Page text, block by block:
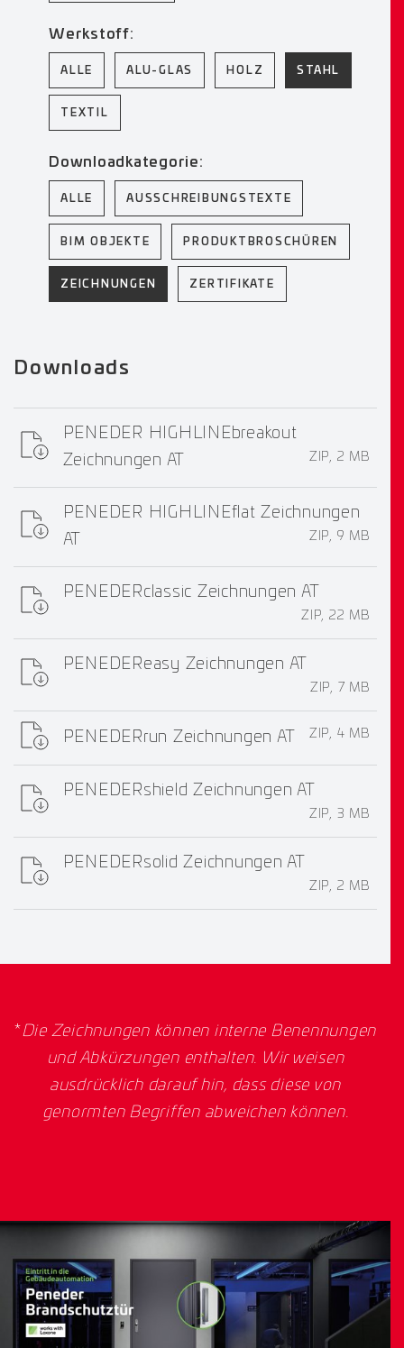
Werkstoff:
ALLE ALU-GLAS HOLZ STAHL
TEXTIL
Downloadkategorie:
ALLE AUSSCHREIBUNGSTEXTE
BIM OBJEKTE PRODUKTBROSCHÜREN
ZEICHNUNGEN ZERTIFIKATE
Downloads
PENEDER HIGHLINEbreakout
Zeichnungen AT
ZIP, 2 MB
PENEDER HIGHLINEflat Zeichnungen
AT
ZIP, 9 MB
PENEDERclassic Zeichnungen AT
ZIP, 22 MB
PENEDEReasy Zeichnungen AT
ZIP, 7 MB
PENEDERrun Zeichnungen AT ZIP, 4 MB
PENEDERshield Zeichnungen AT
ZIP, 3 MB
PENEDERsolid Zeichnungen AT
ZIP, 2 MB
*Die Zeichnungen können interne Benennungen
und Abkürzungen enthalten. Wir weisen
ausdrücklich darauf hin, dass diese von
genormten Begriffen abweichen können.